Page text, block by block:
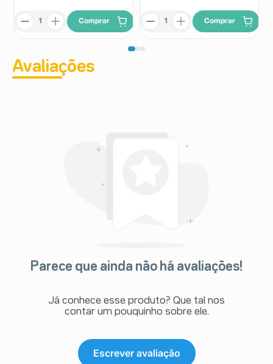
Comprar Comprar
Avaliações
Parece que ainda não há avaliações!
Já conhece esse produto? Que tal nos
contar um pouquinho sobre ele.
Escrever avaliação